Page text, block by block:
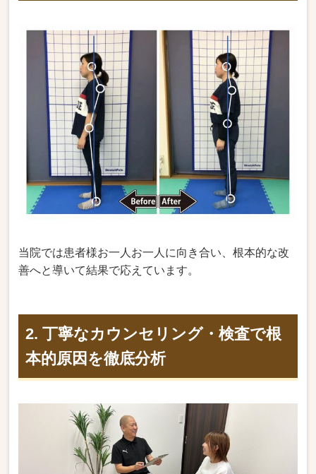
当院では患者様お一人お一人に向き合い、根本的な改
善へと導いて結果で応えています。
2. 丁寧なカウンセリング・検査で根
本的原因を徹底分析